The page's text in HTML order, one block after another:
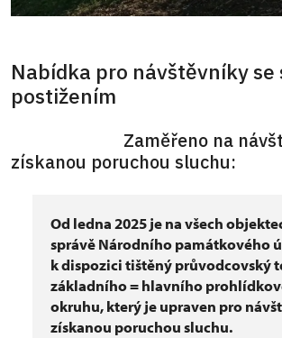
Nabídka pro návštěvníky se
postižením
Zaměřeno na
získanou poruchou sluchu:
Od ledna 2025 je na všech
správě Národního památkového
k dispozici tištěný průvodcovský
základního = hlavního
okruhu, který je upraven pro
získanou poruchou sluchu.